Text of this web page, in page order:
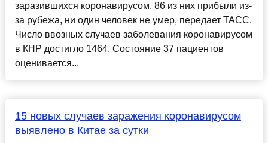
заразившихся коронавирусом, 86 из них прибыли из-
за рубежа, ни один человек не умер, передает ТАСС.
Число ввозных случаев заболевания коронавирусом
в КНР достигло 1464. Состояние 37 пациентов
оценивается...
15 новых случаев заражения коронавирусом
выявлено в Китае за сутки